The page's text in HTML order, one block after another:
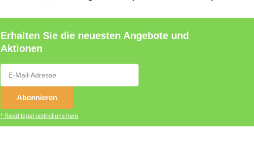
Erhalten Sie die neuesten Angebote und
Aktionen
Abonnieren
* Read legal restrictions here